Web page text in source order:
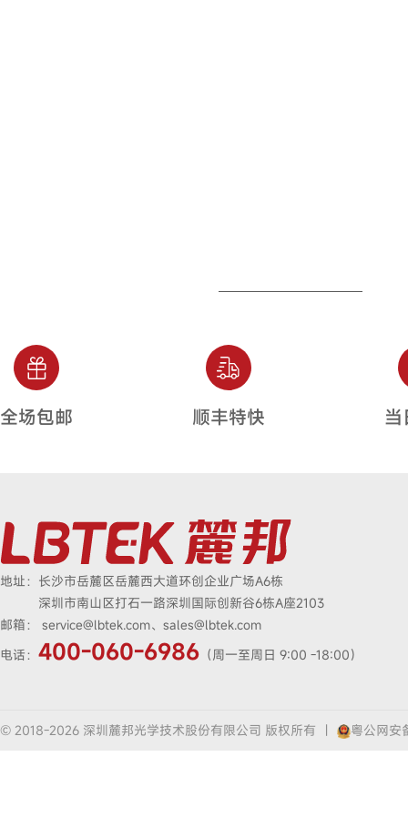
全场包邮 顺丰特快 当
地址： 长沙市岳麓区岳麓西大道环创企业广场A6栋
深圳市南山区打石一路深圳国际创新谷6栋A座2103
邮箱： service@lbtek.com、sales@lbtek.com
电话： 400-060-6986 （周一至周日 9:00 -18:00）
© 2018-2026 深圳麓邦光学技术股份有限公司 版权所有 粤公网安